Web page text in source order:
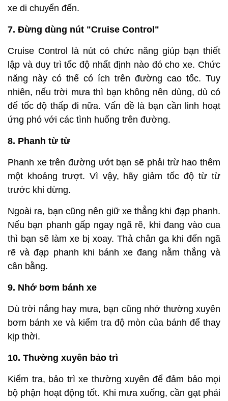
xe di chuyển đến.
7. Đừng dùng nút "Cruise Control"
Cruise Control là nút có chức năng giúp bạn thiết
lập và duy trì tốc độ nhất định nào đó cho xe. Chức
năng này có thể có ích trên đường cao tốc. Tuy
nhiên, nếu trời mưa thì bạn không nên dùng, dù có
để tốc độ thấp đi nữa. Vấn đề là bạn cần linh hoạt
ứng phó với các tình huống trên đường.
8. Phanh từ từ
Phanh xe trên đường ướt bạn sẽ phải trừ hao thêm
một khoảng trượt. Vì vậy, hãy giảm tốc độ từ từ
trước khi dừng.
Ngoài ra, bạn cũng nên giữ xe thẳng khi đạp phanh.
Nếu bạn phanh gấp ngay ngã rẽ, khi đang vào cua
thì bạn sẽ làm xe bị xoay. Thả chân ga khi đến ngã
rẽ và đạp phanh khi bánh xe đang nằm thẳng và
cân bằng.
9. Nhớ bơm bánh xe
Dù trời nắng hay mưa, bạn cũng nhớ thường xuyên
bơm bánh xe và kiểm tra độ mòn của bánh để thay
kịp thời.
10. Thường xuyên bảo trì
Kiểm tra, bảo trì xe thường xuyên để đảm bảo mọi
bộ phận hoạt động tốt. Khi mưa xuống, cần gạt phải